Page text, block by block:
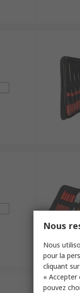
Nous
Nous
pour la
cliquant sur
«
pouvez